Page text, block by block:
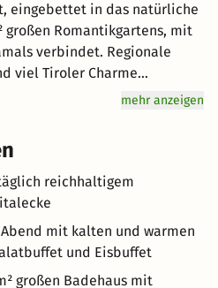
eingebettet in das natürliche
großen Romantikgartens, mit
verbindet. Regionale
viel Tiroler Charme
Himmelspa ab 16 Jahren.
Indoor Gartenpool, Event-
Teelounge, Sonnendeck mit
Paradies mit 90m
und extra
mit Fontänen;
mit Rutschen,
mehr anzeigen
reichhaltigem
mit kalten und warmen
und Eisbuffet
großen Badehaus mit